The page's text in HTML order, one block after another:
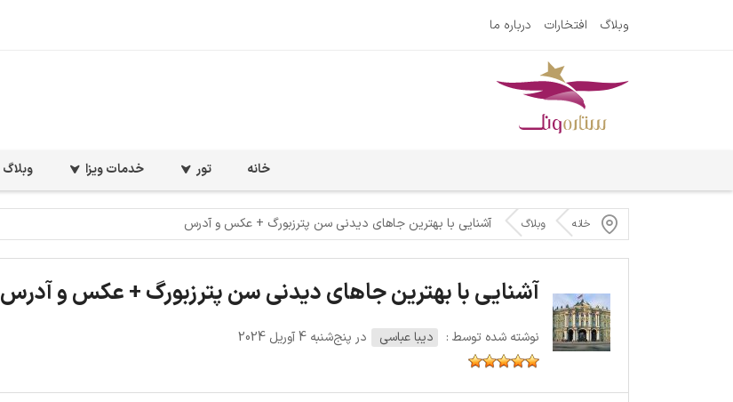
وبلاگ افتخارات درباره ما
خانه تور خدمات ویزا وبلاگ
خانه وبلاگ آشنایی با بهترین جاهای دیدنی سن پترزبورگ + عکس و آدرس
آشنایی با بهترین جاهای دیدنی سن پترزبورگ + عکس و آدرس
نوشته شده توسط : دیبا عباسی در پنج‌شنبه 4 آوریل 2024